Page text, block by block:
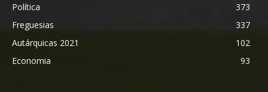
Política
373
Freguesias
337
Autárquicas 2021
102
Economia
93